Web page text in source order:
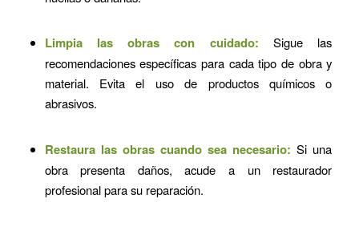
Limpia las obras con cuidado: Sigue las
recomendaciones específicas para cada tipo de obra y
material. Evita el uso de productos químicos o
abrasivos.
Restaura las obras cuando sea necesario: Si una
obra presenta daños, acude a un restaurador
profesional para su reparación.